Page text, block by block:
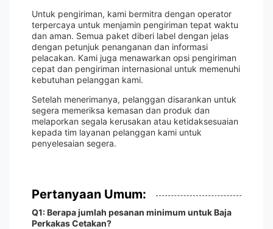
Untuk pengiriman, kami bermitra dengan operator
terpercaya untuk menjamin pengiriman tepat waktu
dan aman. Semua paket diberi label dengan jelas
dengan petunjuk penanganan dan informasi
pelacakan. Kami juga menawarkan opsi pengiriman
cepat dan pengiriman internasional untuk memenuhi
kebutuhan pelanggan kami.
Setelah menerimanya, pelanggan disarankan untuk
segera memeriksa kemasan dan produk dan
melaporkan segala kerusakan atau ketidaksesuaian
kepada tim layanan pelanggan kami untuk
penyelesaian segera.
Pertanyaan Umum:
Q1: Berapa jumlah pesanan minimum untuk Baja
Perkakas Cetakan?